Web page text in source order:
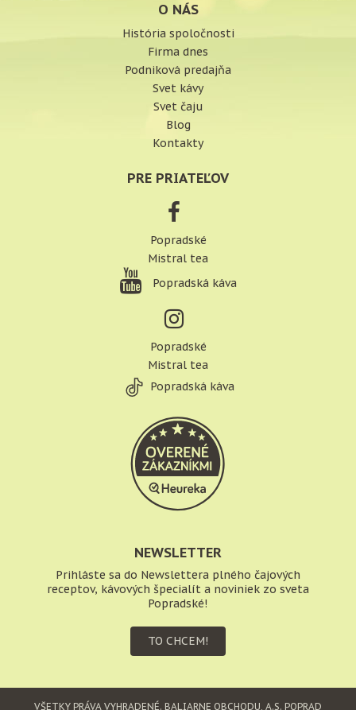
O NÁS
História spoločnosti
Firma dnes
Podniková predajňa
Svet kávy
Svet čaju
Blog
Kontakty
PRE PRIATEĽOV
Popradské
Mistral tea
Popradská káva
Popradské
Mistral tea
Popradská káva
NEWSLETTER
Prihláste sa do Newslettera plného čajových
receptov, kávových špecialít a noviniek zo sveta
Popradské!
TO CHCEM!
VŠETKY PRÁVA VYHRADENÉ. BALIARNE OBCHODU, A.S. POPRAD